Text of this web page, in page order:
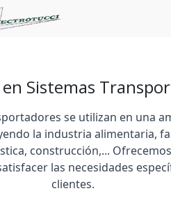
Sistemas
se utilizan en una
la industria alimentaria,
construcción,...
las necesidades
clientes.